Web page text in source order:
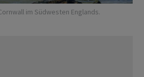
im Südwesten Englands.